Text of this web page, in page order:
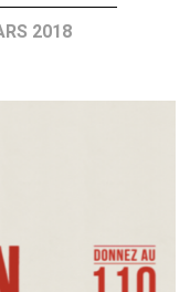
2018